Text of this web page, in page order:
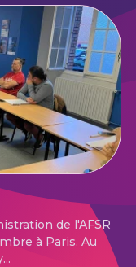
de l'AFSR
à Paris. Au